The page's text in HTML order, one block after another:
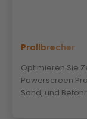
Prallbrecher
Optimieren Sie
Powerscreen
Sand, und